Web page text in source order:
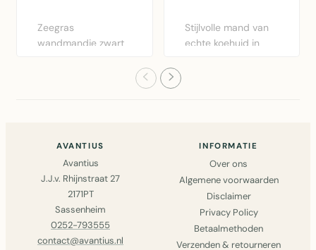
Zeegras
wandmandje zwart
Stijlvolle mand van
echte koehuid in
AVANTIUS
Avantius
J.J.v. Rhijnstraat 27
2171PT
Sassenheim
0252-793555
contact@avantius.nl
INFORMATIE
Over ons
Algemene voorwaarden
Disclaimer
Privacy Policy
Betaalmethoden
Verzenden & retourneren